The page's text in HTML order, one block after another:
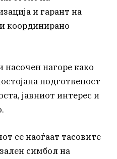
и гарант на
координирано
насочен нагоре како
подготвеност
јавниот интерес и
се наоѓаат тасовите
симбол на